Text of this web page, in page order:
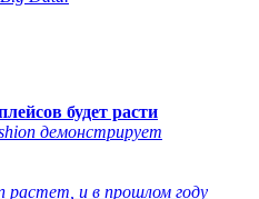
будет расти
демонстрирует
растет, и в прошлом году